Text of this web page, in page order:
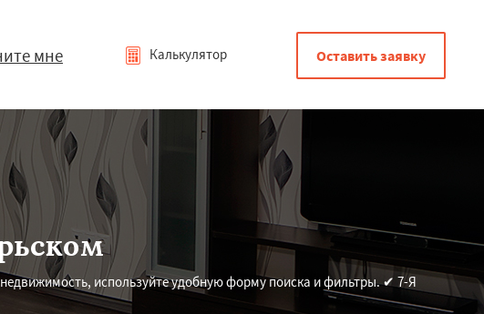
мне Калькулятор Оставить заявку
используйте удобную форму поиска и фильтры. ✔ 7-Я